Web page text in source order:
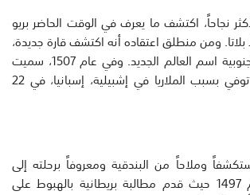
نجاحاً، اكتشف ما يعرف في الوقت الحاضر بريو
بلاتا. ومن منطلق اعتقاده أنه اكتشف قارة جديدة،
أطلق على أمريكا الجنوبية اسم العالم الجديد. وفي عام 1507، سميت
أمريكا باسمه. وقد توفي بسبب الملاريا في إشبيلية، إسبانيا، في 22
وملاحاً من البندقية ومعروفاً برحلته إلى
أمريكا الشمالية عام 1497 حيث قدم مطالبة بريطانية بالهبوط على